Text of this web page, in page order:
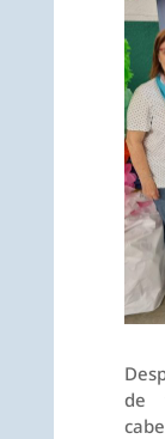
de